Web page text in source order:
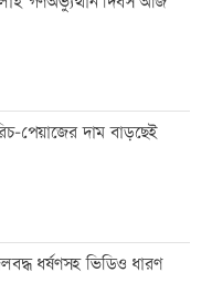
কবিতা ‘কেউ কথা
সবাইকে সচেতন থাকার
পেয়াজের দাম বাড়ছেই
ধর্ষণসহ ভিডিও ধারণ